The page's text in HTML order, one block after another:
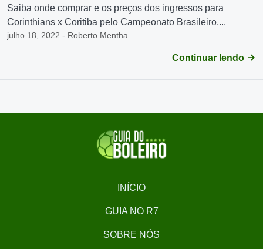
Saiba onde comprar e os preços dos ingressos para
Corinthians x Coritiba pelo Campeonato Brasileiro,...
julho 18, 2022 - Roberto Mentha
Continuar lendo
INÍCIO
GUIA NO R7
SOBRE NÓS